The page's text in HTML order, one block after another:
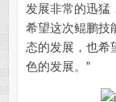
发展非常的迅猛
希望这次鲲鹏技
态的发展，也希
色的发展。”